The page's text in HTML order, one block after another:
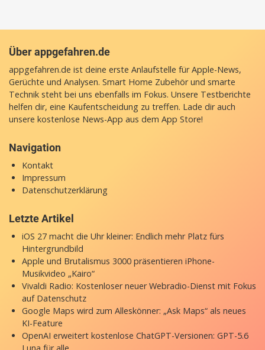
Über appgefahren.de
appgefahren.de ist deine erste Anlaufstelle für Apple-News,
Gerüchte und Analysen. Smart Home Zubehör und smarte
Technik steht bei uns ebenfalls im Fokus. Unsere Testberichte
helfen dir, eine Kaufentscheidung zu treffen. Lade dir auch
unsere kostenlose News-App aus dem App Store!
Navigation
Kontakt
Impressum
Datenschutzerklärung
Letzte Artikel
iOS 27 macht die Uhr kleiner: Endlich mehr Platz fürs
Hintergrundbild
Apple und Brutalismus 3000 präsentieren iPhone-
Musikvideo „Kairo“
Vivaldi Radio: Kostenloser neuer Webradio-Dienst mit Fokus
auf Datenschutz
Google Maps wird zum Alleskönner: „Ask Maps“ als neues
KI-Feature
OpenAI erweitert kostenlose ChatGPT-Versionen: GPT-5.6